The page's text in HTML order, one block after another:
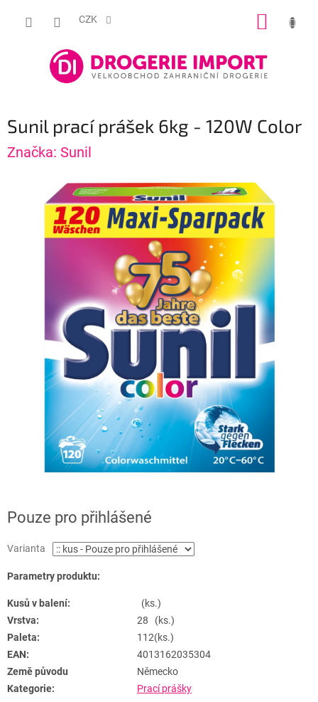
CZK
Sunil prací prášek 6kg - 120W Color
Značka: Sunil
Pouze pro přihlášené
Varianta
Parametry produktu:
Kusů v balení:
(ks.)
Vrstva:
28 (ks.)
Paleta:
112(ks.)
EAN:
4013162035304
Země původu
Německo
Kategorie:
Prací prášky